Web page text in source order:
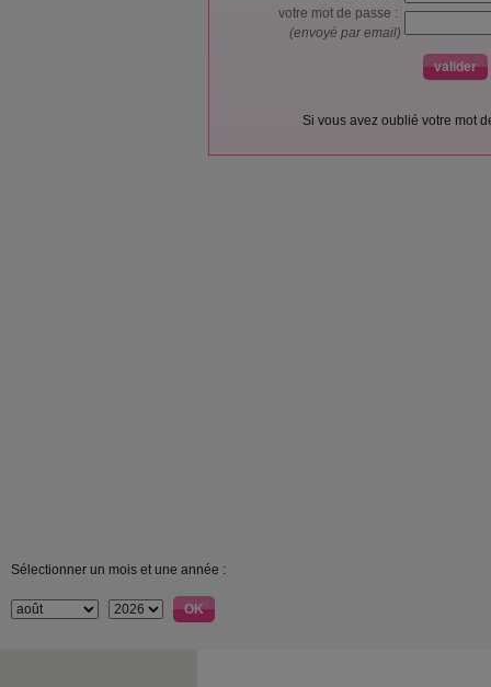
votre mot de passe :
(envoyé par email)
Si vous avez oublié votre mot
Sélectionner un mois et une année :